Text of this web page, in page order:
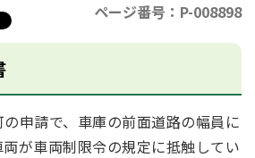
ページ番号：P-008898
申請で、車庫の前面道路の幅員に
が車両制限令の規定に抵触してい